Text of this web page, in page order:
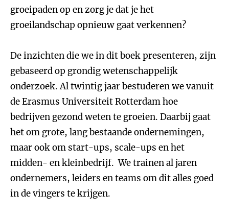
groeipaden op en zorg je dat je het
groeilandschap opnieuw gaat verkennen?
De inzichten die we in dit boek presenteren, zijn
gebaseerd op grondig wetenschappelijk
onderzoek. Al twintig jaar bestuderen we vanuit
de Erasmus Universiteit Rotterdam hoe
bedrijven gezond weten te groeien. Daarbij gaat
het om grote, lang bestaande ondernemingen,
maar ook om start-ups, scale-ups en het
midden- en kleinbedrijf. We trainen al jaren
ondernemers, leiders en teams om dit alles goed
in de vingers te krijgen.